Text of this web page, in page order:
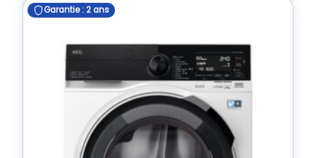
Garantie : 2 ans